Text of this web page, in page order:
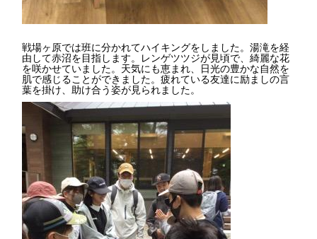
戦場ヶ原では班に分かれてハイキングをしました。湯滝を経
由して赤沼を目指します。レンゲツツジが見頃で、綺麗な花
を咲かせていました。天気にも恵まれ、日光の豊かな自然を
肌で感じることができました。疲れている友達に励ましの言
葉を掛け、助け合う姿が見られました。